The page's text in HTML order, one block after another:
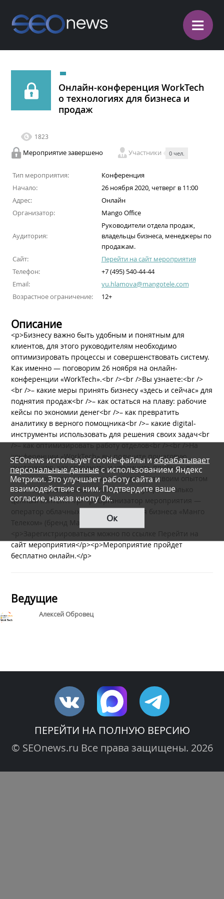
≡
Онлайн-конференция WorkTech
о технологиях для бизнеса и
продаж
1823
Мероприятие завершено Участники 0 чел.
Тип мероприятия:
Конференция
Начало:
26 ноября 2020, четверг в 11:00
Адрес:
Онлайн
Организатор:
Mango Office
Аудитория:
Руководители отдела продаж,
владельцы бизнеса, менеджеры по
продажам.
Сайт:
Перейти на сайт мероприятия
Телефон:
+7 (495) 540-44-44
Email:
yu.hlamova@mangotele.com
Возрастное ограничение:
12+
Описание
<p>Бизнесу важно быть удобным и понятным для
клиентов, для этого руководителям необходимо
оптимизировать процессы и совершенствовать систему.
Как именно — поговорим 26 ноября на онлайн-
конференции «WorkTech».<br /><br />Вы узнаете:<br />
<br />– какие меры принять бизнесу «здесь и сейчас» для
поднятия продаж<br />– как остаться на плаву: рабочие
кейсы по экономии денег<br />– как превратить
аналитику в верного помощника<br />– какие digital-
инструменты использовать для решения своих задач<br
/>– как оптимизировать работу отделов<br /><br />На
конференции «WorkTech» вы получите пошаговую
инструкцию, как сохранить и увеличить прибыль в
нынешних условиях. Эксперты поделятся своим опытом
и помогут разобраться в сложных ситуациях. Только
ценный контент!</p><p>Организатор мероприятия —
оператор облачных коммуникаций для бизнеса «Манго
Телеком» (бренд Mango Office)</p>
<p>Зарегистрироваться можно по ссылке Перейти на
сайт мероприятия</p><p>Мероприятие пройдет
бесплатно онлайн.</p>
Ведущие
Алексей Обровец
SEOnews использует cookie-файлы иобрабатывает
персональные данныес использованием Яндекс
Метрики. Это улучшает работу сайта и
взаимодействие с ним. Подтвердите ваше
согласие, нажав кнопу Ок.
Ок
ПЕРЕЙТИ НА ПОЛНУЮ ВЕРСИЮ
© SEOnews.ru Все права защищены. 2026